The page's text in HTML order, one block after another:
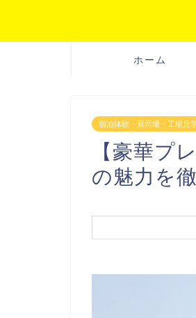
ホーム
宿泊体験・展示場・工場見
【豪華プ
の魅力を